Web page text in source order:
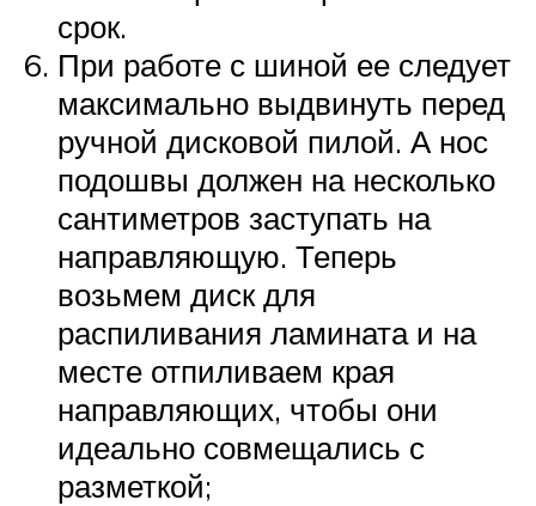
срок.
При работе с шиной ее следует
максимально выдвинуть перед
ручной дисковой пилой. А нос
подошвы должен на несколько
сантиметров заступать на
направляющую. Теперь
возьмем диск для
распиливания ламината и на
месте отпиливаем края
направляющих, чтобы они
идеально совмещались с
разметкой;